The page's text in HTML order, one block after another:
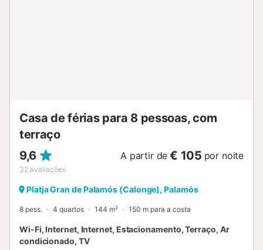
Casa de férias para 8 pessoas, com
terraço
9,6
32 avaliações
A partir de € 105 por noite
Platja Gran de Palamós (Calonge), Palamós
8 pess. 4 quartos 144 m² 150 m para a costa
Wi-Fi, Internet, Internet, Estacionamento, Terraço, Ar
condicionado, TV